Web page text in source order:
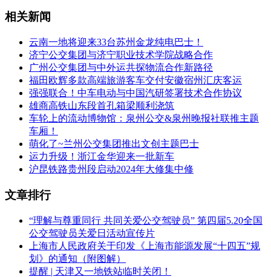
相关新闻
云南一地将迎来33台苏州金龙纯电巴士！
济宁公交集团与济宁职业技术学院战略合作
广州公交集团与中外运共探物流合作新路径
福田欧辉多款高端旅游客车交付安徽宿州汇庆客运
强强联合！中车电动与中国汽研签署技术合作协议
雄商高铁山东段首孔箱梁顺利浇筑
车轮上的流动博物馆：泉州公交&泉州晚报社联推主题
车厢！
萌化了~兰州公交集团推出文创主题巴士
运力升级！浙江金华迎来一批新车
沪昆铁路贵州段启动2024年大修集中修
文章排行
“理解与尊重同行 共同关爱公交驾驶员” 第四届5.20全国
公交驾驶员关爱日活动宣传片
上海市人民政府关于印发《上海市能源发展“十四五”规
划》的通知（附图解）
提醒 | 天津又一地铁站临时关闭！